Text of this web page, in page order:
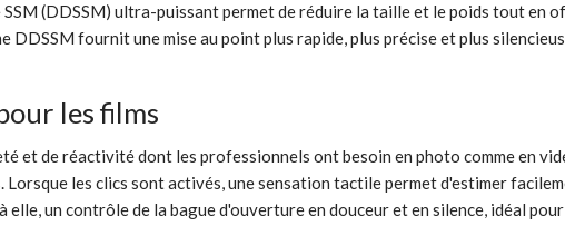
(DDSSM) ultra-puissant permet de réduire la taille et le poids tout en
DDSSM fournit une mise au point plus rapide, plus précise et plus
les films
et de réactivité dont les professionnels ont besoin en photo comme en
Lorsque les clics sont activés, une sensation tactile permet d'estimer
un contrôle de la bague d'ouverture en douceur et en silence, idéal